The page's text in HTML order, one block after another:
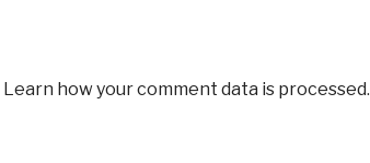
Learn how your comment data is processed.